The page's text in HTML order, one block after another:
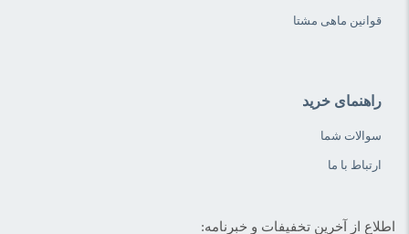
قوانین ماهی مشتا
راهنمای خرید
سوالات شما
ارتباط با ما
اطلاع از آخرین تخفیفات و خبرنامه: